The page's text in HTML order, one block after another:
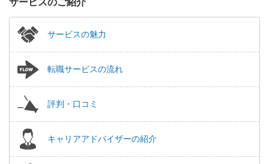
サービスの魅力
転職サービスの流れ
評判・口コミ
キャリアアドバイザーの紹介